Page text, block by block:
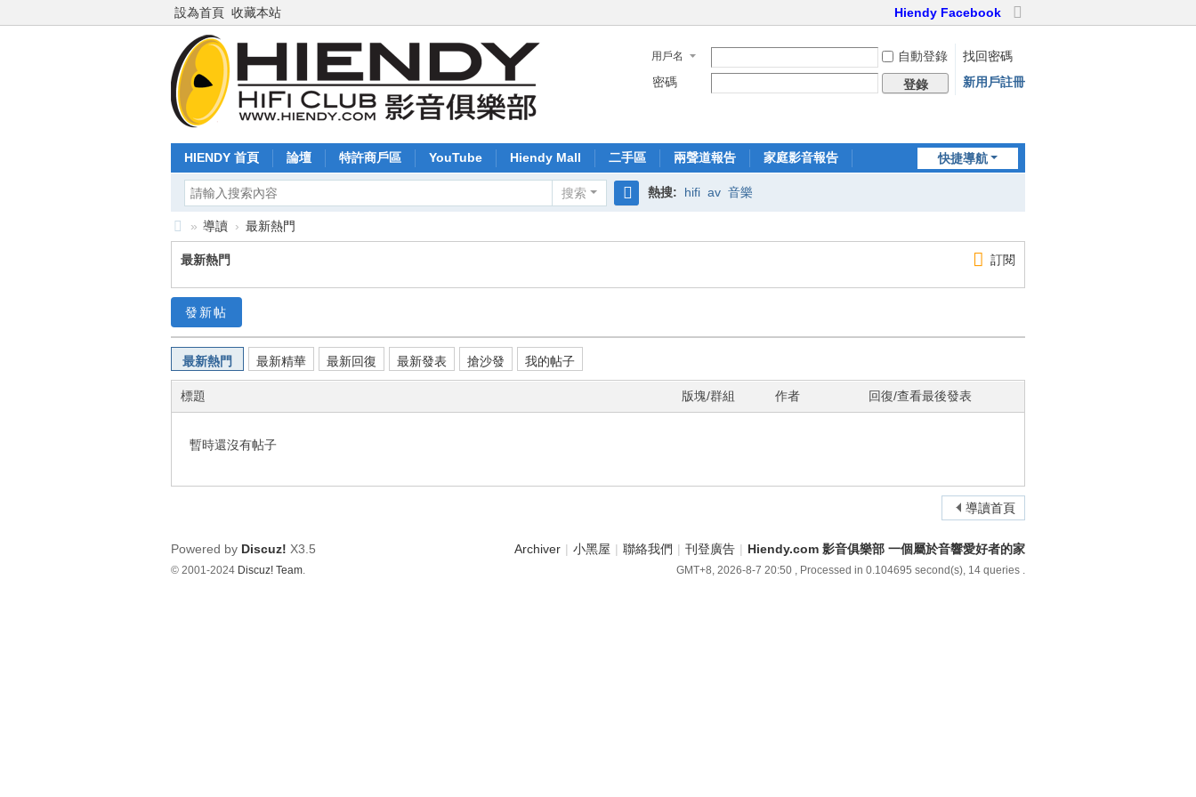
設為首頁 收藏本站 Hiendy Facebook
切
到
寬
版
用戶名 自動登錄
找回密碼
密碼
登錄 新用戶註冊
快捷導航
HIENDY 首頁 論壇 特許商戶區 YouTube Hiendy Mall 二手區 兩聲道報告
家庭影音報告
搜索
索
熱搜: hifi av 音樂
Hi
dy
.c
m
影
樂
» 導讀 › 最新熱門
訂閱
最新熱門
發新帖
最新熱門 最新精華 最新回復 最新發表 搶沙發 我的帖子
標題 版塊/群組 作者 回復/查看最後發表
暫時還沒有帖子
導讀首頁
Archiver | 小黑屋 | 聯絡我們 | 刊登廣告 | Hiendy.com 影音俱樂部 一個屬於音響愛好者的家
GMT+8, 2026-8-7 20:50 , Processed in 0.104695 second(s), 14 queries .
Powered by Discuz! X3.5
© 2001-2024 Discuz! Team.